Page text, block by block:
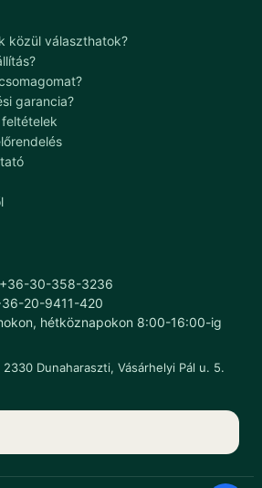
közül választhatok?
garancia?
+36-30-358-3236
20-9411-420
hétköznapokon 8:00-16:00-ig
Dunaharaszti, Vásárhelyi Pál u. 5.